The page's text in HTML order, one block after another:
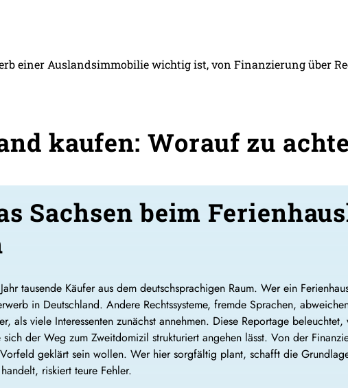
einer Auslandsimmobilie wichtig ist, von Finanzierung über
kaufen: Worauf zu
Sachsen beim
tausende Käufer aus dem deutschsprachigen Raum. Wer ein
in Deutschland. Andere Rechtssysteme, fremde Sprachen,
als viele Interessenten zunächst annehmen. Diese Reportage
der Weg zum Zweitdomizil strukturiert angehen lässt. Von der
geklärt sein wollen. Wer hier sorgfältig plant, schafft die
riskiert teure Fehler.